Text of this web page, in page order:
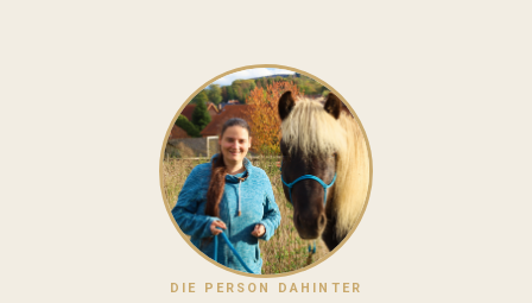
DIE PERSON DAHINTER